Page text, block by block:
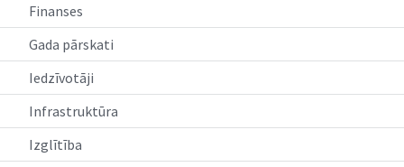
Finanses
Gada pārskati
Iedzīvotāji
Infrastruktūra
Izglītība